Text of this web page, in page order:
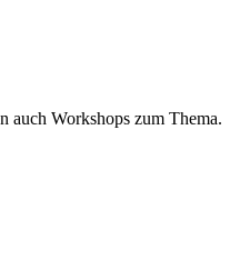
auch Workshops zum Thema.